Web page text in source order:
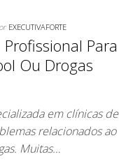
EXECUTIVAFORTE
Para
Ou Drogas
em clínicas de
relacionados ao
Muitas…